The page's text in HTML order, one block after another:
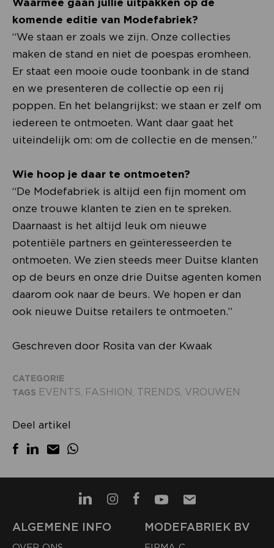
komende editie van Modefabriek?
“We staan er zoals we zijn. Onze collecties
maken de stand en niet de poespas eromheen.
Er staat een mooie oude toonbank in de stand
en we presenteren de collectie op een rij
poppen. En het belangrijkst: we staan er zelf om
iedereen te ontmoeten. Want daar gaat het
uiteindelijk om: om de collectie en de mensen.”
Wie hoop je daar te ontmoeten?
“De Modefabriek is altijd een fijn moment om
onze trouwe klanten te zien en te spreken.
Daarnaast is het altijd leuk om nieuwe
potentiële partners en geïnteresseerden te
ontmoeten. We zien steeds meer Duitse klanten
op de beurs en onze drie Duitse agenten komen
daarom ook naar de beurs. We hopen er dan
ook nieuwe Duitse retailers te ontmoeten.”
Geschreven door Rosita van der Kwaak
CATEGORIE
TAGS EVENTS FASHION TRENDS VROUWEN
Deel artikel
ALGEMENE INFO MODEFABRIEK BV